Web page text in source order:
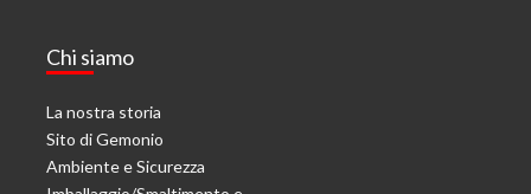
Chi siamo
La nostra storia
Sito di Gemonio
Ambiente e Sicurezza